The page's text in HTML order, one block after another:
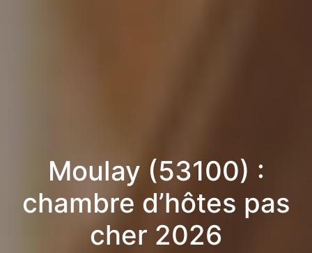
Moulay (53100) :
chambre d’hôtes pas
cher 2026